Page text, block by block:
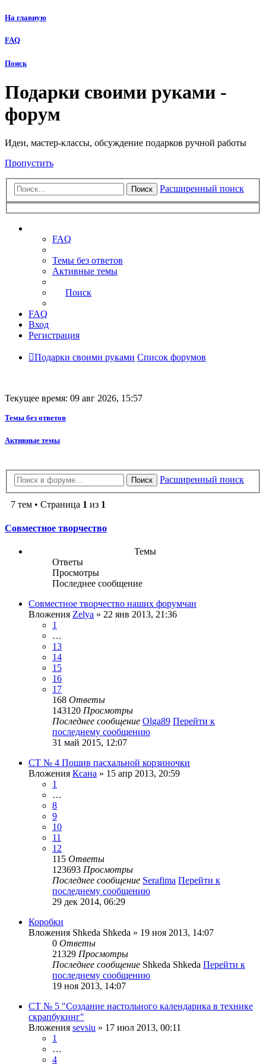
На главную
FAQ
Поиск
Подарки своими руками -
форум
Идеи, мастер-классы, обсуждение подарков ручной работы
Пропустить
Поиск Расширенный поиск
FAQ
Темы без ответов
Активные темы
Поиск
FAQ
Вход
Регистрация
Подарки своими руками Список форумов
Текущее время: 09 авг 2026, 15:57
Темы без ответов
Активные темы
Поиск Расширенный поиск
7 тем • Страница 1 из 1
Совместное творчество
Темы
Ответы
Просмотры
Последнее сообщение
Совместное творчество наших форумчан
Вложения Zelya » 22 янв 2013, 21:36
1
…
13
14
15
16
17
168 Ответы
143120 Просмотры
Последнее сообщение Olga89 Перейти к
последнему сообщению
31 май 2015, 12:07
СТ № 4 Пошив пасхальной корзиночки
Вложения Ксана » 15 апр 2013, 20:59
1
…
8
9
10
11
12
115 Ответы
123693 Просмотры
Последнее сообщение Serafima Перейти к
последнему сообщению
29 дек 2014, 06:29
Коробки
Вложения Shkeda Shkeda » 19 ноя 2013, 14:07
0 Ответы
21329 Просмотры
Последнее сообщение Shkeda Shkeda Перейти к
последнему сообщению
19 ноя 2013, 14:07
СТ № 5 "Создание настольного календарика в технике
скрапбукинг"
Вложения sevsiu » 17 июл 2013, 00:11
1
…
4